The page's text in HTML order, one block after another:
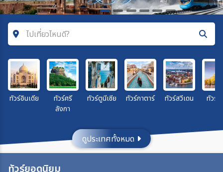
ไปเที่ยวไหนดี?
ค้นหาโปรแกรมทัวร์
คำค้นหา
ทัวร์อินเดีย
ทัวร์ศรี
ลังกา
ทัวร์ตูนีเซีย ทัวร์กาตาร์ ทัวร์สวีเดน ทัวร์
ดูประเทศทั้งหมด
ทัวร์ยอดนิยม